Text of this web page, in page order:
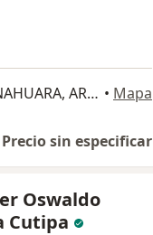
RONDA RECOLETA 200,YANAHUARA, AREQUIPA, Arequipa • Mapa
Precio sin especificar
Oswaldo
Cutipa